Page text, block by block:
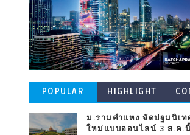
POPULAR
POSTS
HIGHLIGHT
ม.รามคำแหง จัดปฐมนิเ
ใหม่แบบออนไลน์ 3 ส.ค.นี้